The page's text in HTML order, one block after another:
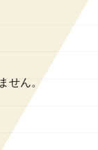
せん。